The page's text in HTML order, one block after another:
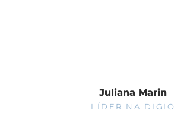
Juliana Marin
LÍDER NA DIGIO